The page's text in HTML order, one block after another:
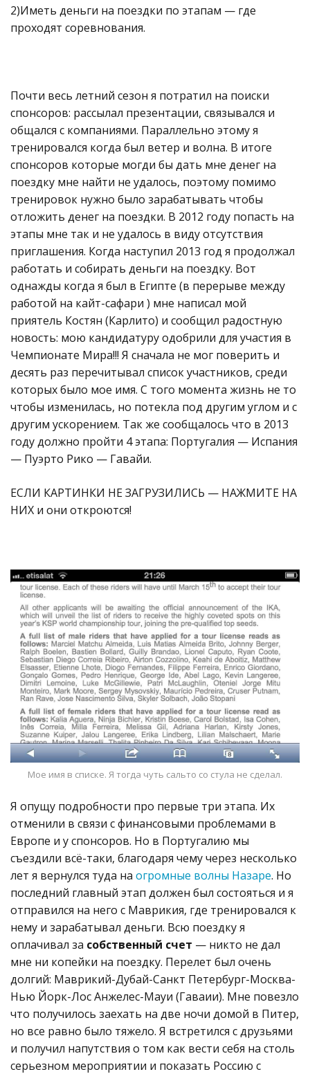
2)Иметь деньги на поездки по этапам — где
проходят соревнования.
Почти весь летний сезон я потратил на поиски
спонсоров: рассылал презентации, связывался и
общался с компаниями. Параллельно этому я
тренировался когда был ветер и волна. В итоге
спонсоров которые могди бы дать мне денег на
поездку мне найти не удалось, поэтому помимо
тренировок нужно было зарабатывать чтобы
отложить денег на поездки. В 2012 году попасть на
этапы мне так и не удалось в виду отсутствия
приглашения. Когда наступил 2013 год я продолжал
работать и собирать деньги на поездку. Вот
однажды когда я был в Египте (в перерыве между
работой на кайт-сафари ) мне написал мой
приятель Костян (Карлито) и сообщил радостную
новость: мою кандидатуру одобрили для участия в
Чемпионате Мира!!! Я сначала не мог поверить и
десять раз перечитывал список участников, среди
которых было мое имя. С того момента жизнь не то
чтобы изменилась, но потекла под другим углом и с
другим ускорением. Так же сообщалось что в 2013
году должно пройти 4 этапа: Португалия — Испания
— Пуэрто Рико — Гавайи.
ЕСЛИ КАРТИНКИ НЕ ЗАГРУЗИЛИСЬ — НАЖМИТЕ НА
НИХ и они откроются!
Мое имя в списке. Я тогда чуть сальто со стула не сделал.
Я опущу подробности про первые три этапа. Их
отменили в связи с финансовыми проблемами в
Европе и у спонсоров. Но в Португалию мы
съездили всё-таки, благодаря чему через несколько
лет я вернулся туда на огромные волны Назаре. Но
последний главный этап должен был состояться и я
отправился на него с Маврикия, где тренировался к
нему и зарабатывал деньги. Всю поездку я
оплачивал за собственный счет — никто не дал
мне ни копейки на поездку. Перелет был очень
долгий: Маврикий-Дубай-Санкт Петербург-Москва-
Нью Йорк-Лос Анжелес-Мауи (Гаваии). Мне повезло
что получилось заехать на две ночи домой в Питер,
но все равно было тяжело. Я встретился с друзьями
и получил напутствия о том как вести себя на столь
серьезном мероприятии и показать Россию с